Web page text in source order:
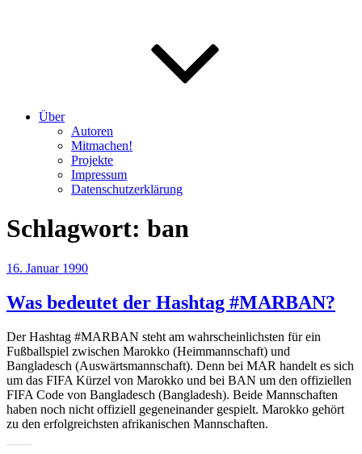
Über
Autoren
Mitmachen!
Projekte
Impressum
Datenschutzerklärung
Schlagwort: ban
Veröffentlicht
16. Januar 1990
Was bedeutet der Hashtag #MARBAN?
Der Hashtag #MARBAN steht am wahrscheinlichsten für ein
Fußballspiel zwischen Marokko (Heimmannschaft) und
Bangladesch (Auswärtsmannschaft). Denn bei MAR handelt es sich
um das FIFA Kürzel von Marokko und bei BAN um den offiziellen
FIFA Code von Bangladesch (Bangladesh). Beide Mannschaften
haben noch nicht offiziell gegeneinander gespielt. Marokko gehört
zu den erfolgreichsten afrikanischen Mannschaften.